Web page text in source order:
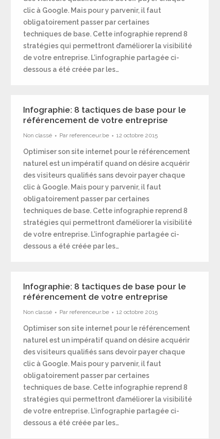
clic à Google. Mais pour y parvenir, il faut
obligatoirement passer par certaines
techniques de base. Cette infographie reprend 8
stratégies qui permettront d’améliorer la visibilité
de votre entreprise. L’infographie partagée ci-
dessous a été créée par les…
Infographie: 8 tactiques de base pour le
référencement de votre entreprise
Non classé Par referenceur.be 12 octobre 2015
Optimiser son site internet pour le référencement
naturel est un impératif quand on désire acquérir
des visiteurs qualifiés sans devoir payer chaque
clic à Google. Mais pour y parvenir, il faut
obligatoirement passer par certaines
techniques de base. Cette infographie reprend 8
stratégies qui permettront d’améliorer la visibilité
de votre entreprise. L’infographie partagée ci-
dessous a été créée par les…
Infographie: 8 tactiques de base pour le
référencement de votre entreprise
Non classé Par referenceur.be 12 octobre 2015
Optimiser son site internet pour le référencement
naturel est un impératif quand on désire acquérir
des visiteurs qualifiés sans devoir payer chaque
clic à Google. Mais pour y parvenir, il faut
obligatoirement passer par certaines
techniques de base. Cette infographie reprend 8
stratégies qui permettront d’améliorer la visibilité
de votre entreprise. L’infographie partagée ci-
dessous a été créée par les…